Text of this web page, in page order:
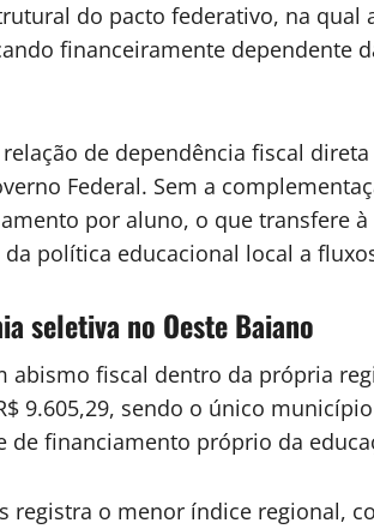
do pacto federativo, na
financeiramente
de dependência fiscal
Federal. Sem a
por aluno, o que transfere
política educacional local a
seletiva no Oeste Baiano
abismo fiscal dentro da própria
9.605,29, sendo o único
financiamento próprio da
o menor índice regional,